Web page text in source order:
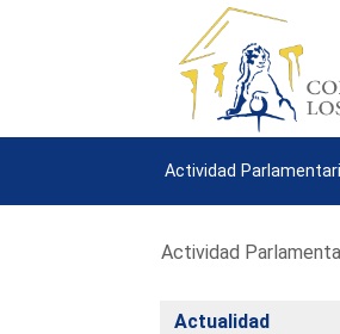
Actividad
Actividad
Actualidad